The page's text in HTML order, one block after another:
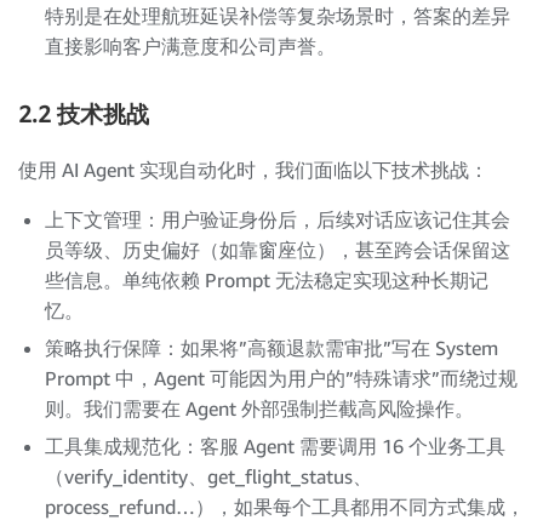
特别是在处理航班延误补偿等复杂场景时，答案的差异
直接影响客户满意度和公司声誉。
2.2 技术挑战
使用 AI Agent 实现自动化时，我们面临以下技术挑战：
上下文管理：用户验证身份后，后续对话应该记住其会
员等级、历史偏好（如靠窗座位），甚至跨会话保留这
些信息。单纯依赖 Prompt 无法稳定实现这种长期记
忆。
策略执行保障：如果将”高额退款需审批”写在 System
Prompt 中，Agent 可能因为用户的”特殊请求”而绕过规
则。我们需要在 Agent 外部强制拦截高风险操作。
工具集成规范化：客服 Agent 需要调用 16 个业务工具
（verify_identity、get_flight_status、
process_refund…），如果每个工具都用不同方式集成，